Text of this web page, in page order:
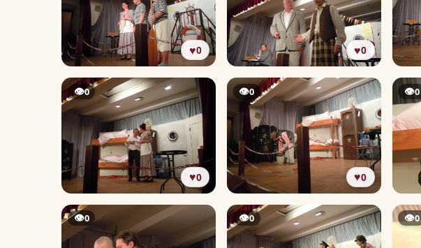
♥0 ♥0
👁0
♥0
👁0
♥0
👁0
👁0 👁0 👁0